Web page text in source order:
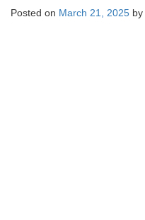
Posted on March 21, 2025 by